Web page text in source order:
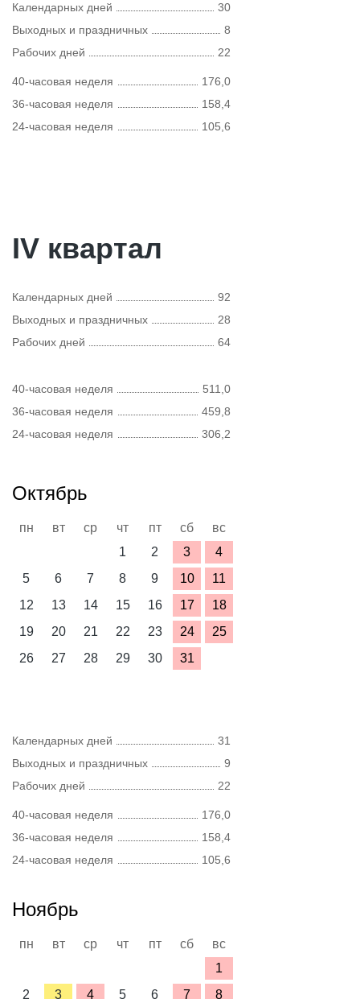
Календарных дней
30
Выходных и праздничных
8
Рабочих дней
22
40-часовая неделя
176,0
36-часовая неделя
158,4
24-часовая неделя
105,6
IV квартал
Календарных дней
92
Выходных и праздничных
28
Рабочих дней
64
40-часовая неделя
511,0
36-часовая неделя
459,8
24-часовая неделя
306,2
Октябрь
пн вт ср чт пт сб
вс
1
2 3
4
5
6 7 8 9 10
11
12
13 14 15 16 17
18
19
20 21 22 23 24
25
26
27 28 29 30 31
Календарных дней
31
Выходных и праздничных
9
Рабочих дней
22
40-часовая неделя
176,0
36-часовая неделя
158,4
24-часовая неделя
105,6
Ноябрь
пн вт ср чт пт сб
вс
1
2
3 4 5 6 7 8